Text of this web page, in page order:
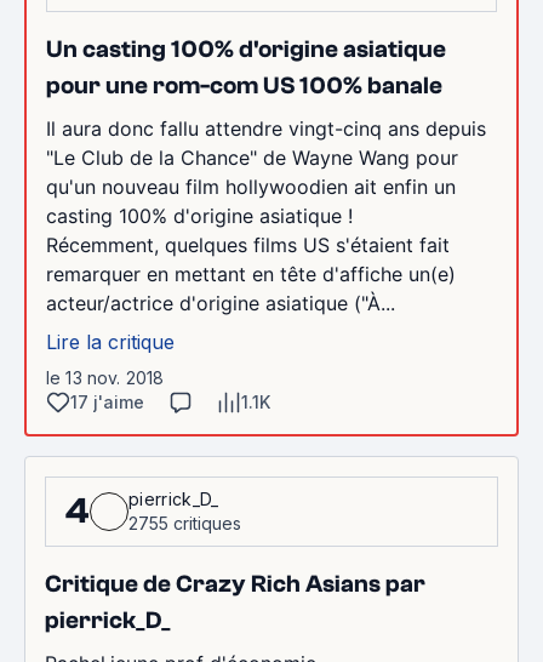
Un casting 100% d'origine asiatique
pour une rom-com US 100% banale
Il aura donc fallu attendre vingt-cinq ans depuis
"Le Club de la Chance" de Wayne Wang pour
qu'un nouveau film hollywoodien ait enfin un
casting 100% d'origine asiatique !
Récemment, quelques films US s'étaient fait
remarquer en mettant en tête d'affiche un(e)
acteur/actrice d'origine asiatique ("À...
Lire la critique
le 13 nov. 2018
17 j'aime
1.1K
4
pierrick_D_
2755 critiques
Critique de Crazy Rich Asians par
pierrick_D_